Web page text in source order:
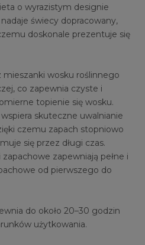
o wyrazistym designie
świecy dopracowany,
doskonale prezentuje się
mieszanki wosku roślinnego
co zapewnia czyste i
topienie się wosku.
skuteczne uwalnianie
czemu zapach stopniowo
się przez długi czas.
zapewniają pełne i
od pierwszego do
do około 20–30 godzin
użytkowania.